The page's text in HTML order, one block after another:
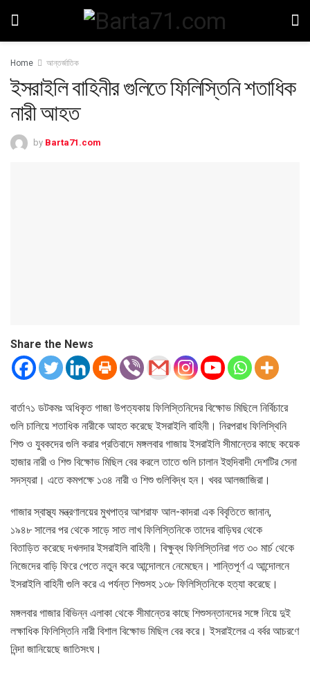
Home আন্তর্জাতিক
ইসরাইলি বাহিনীর গুলিতে ফিলিস্তিনি শতাধিক
নারী আহত
by Barta71.com
Share the News
বার্তা৭১ ডটকমঃ অধিকৃত গাজা উপত্যকায় ফিলিস্তিনিদের বিক্ষোভ মিছিলে নির্বিচারে
গুলি চালিয়ে শতাধিক নারীকে আহত করেছে ইসরাইলি বাহিনী। নিরপরাধ ফিলিস্থিনি
শিশু ও যুবকদের গুলি করার প্রতিবাদে মঙ্গলবার গাজায় ইসরাইলি সীমান্তের কাছে কয়েক
হাজার নারী ও শিশু বিক্ষোভ মিছিল বের করলে তাতে গুলি চালান ইহুদিবাদী দেশটির সেনা
সদস্যরা। এতে কমপক্ষে ১৩৪ নারী ও শিশু গুলিবিদ্ধ হন। খবর আলজাজিরা।
গাজার স্বাস্থ্য মন্ত্রণালয়ের মুখপাত্র আশরাফ আল-কাদরা এক বিবৃতিতে জানান,
১৯৪৮ সালের পর থেকে সাড়ে সাত লাখ ফিলিস্তিনিকে তাদের বাড়িঘর থেকে
বিতাড়িত করেছে দখলদার ইসরাইলি বাহিনী। বিক্ষুব্ধ ফিলিস্তিনিরা গত ৩০ মার্চ থেকে
নিজেদের বাড়ি ফিরে পেতে নতুন করে আন্দোলনে নেমেছেন। শান্তিপূর্ণ এ আন্দোলনে
ইসরাইলি বাহিনী গুলি করে এ পর্যন্ত শিশুসহ ১৩৮ ফিলিস্তিনিকে হত্যা করেছে।
মঙ্গলবার গাজার বিভিন্ন এলাকা থেকে সীমান্তের কাছে শিশুসন্তানদের সঙ্গে নিয়ে দুই
লক্ষাধিক ফিলিস্তিনি নারী বিশাল বিক্ষোভ মিছিল বের করে। ইসরাইলের এ বর্বর আচরণে
নিন্দা জানিয়েছে জাতিসংঘ।